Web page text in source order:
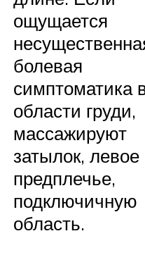
ощущается
болевая
симптоматика
области груди,
массажируют
затылок, левое
предплечье,
подключичную
область.